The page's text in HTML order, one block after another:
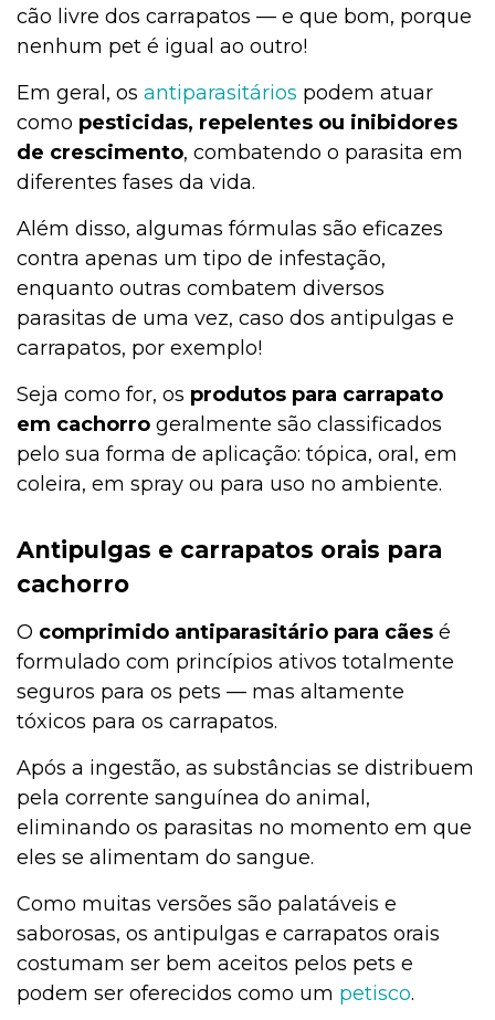
cão livre dos carrapatos — e que bom, porque
nenhum pet é igual ao outro!
Em geral, os antiparasitários podem atuar
como pesticidas, repelentes ou inibidores
de crescimento, combatendo o parasita em
diferentes fases da vida.
Além disso, algumas fórmulas são eficazes
contra apenas um tipo de infestação,
enquanto outras combatem diversos
parasitas de uma vez, caso dos antipulgas e
carrapatos, por exemplo!
Seja como for, os produtos para carrapato
em cachorro geralmente são classificados
pelo sua forma de aplicação: tópica, oral, em
coleira, em spray ou para uso no ambiente.
Antipulgas e carrapatos orais para
cachorro
O comprimido antiparasitário para cães é
formulado com princípios ativos totalmente
seguros para os pets — mas altamente
tóxicos para os carrapatos.
Após a ingestão, as substâncias se distribuem
pela corrente sanguínea do animal,
eliminando os parasitas no momento em que
eles se alimentam do sangue.
Como muitas versões são palatáveis e
saborosas, os antipulgas e carrapatos orais
costumam ser bem aceitos pelos pets e
podem ser oferecidos como um petisco.